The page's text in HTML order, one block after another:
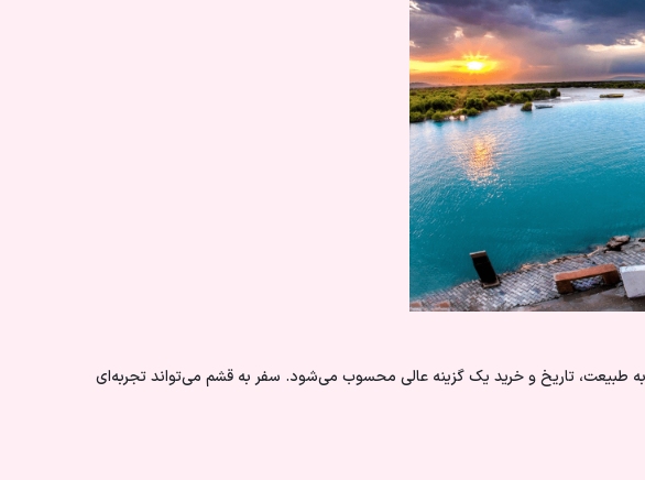
به طبیعت، تاریخ و خرید یک گزینه عالی محسوب می‌شود. سفر به قشم می‌تواند تجربه‌ای